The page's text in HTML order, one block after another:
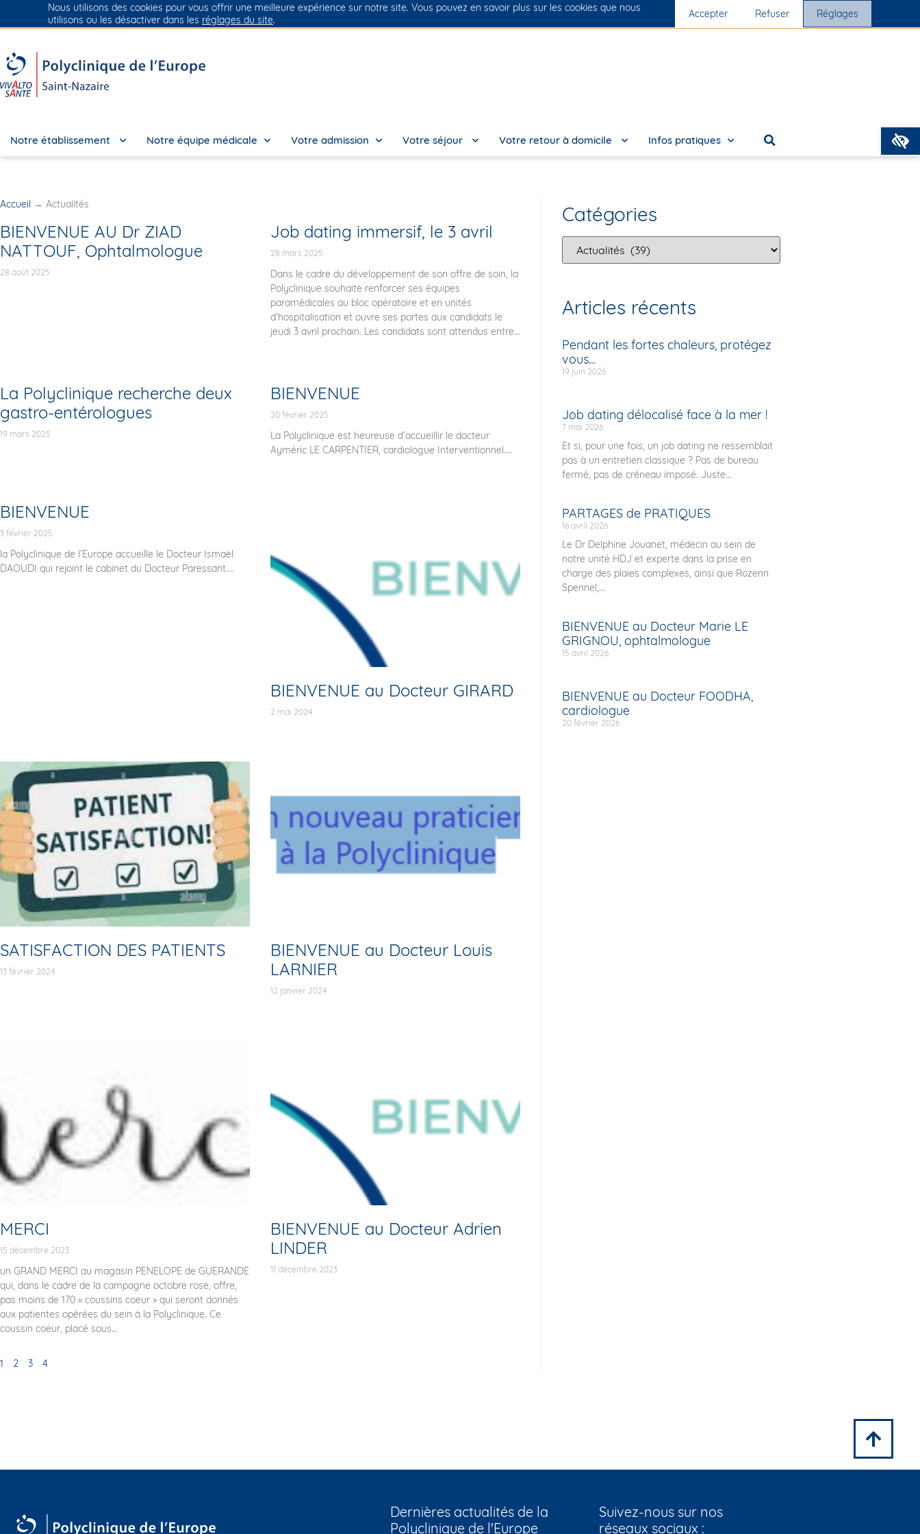
Groupe Vivalto Santé Entre nous, la vie Nos cliniques Nous rejoindre
Notre établissement Notre équipe médicale Votre admission Votre séjour Votre retour à domicile Infos pratiques
Accueil → Actualités
BIENVENUE AU Dr ZIAD
NATTOUF, Ophtalmologue
28 août 2025
Job dating immersif, le 3 avril
28 mars 2025
Dans le cadre du développement de son offre de soin, la
Polyclinique souhaite renforcer ses équipes
paramédicales au bloc opératoire et en unités
d’hospitalisation et ouvre ses portes aux candidats le
jeudi 3 avril prochain. Les candidats sont attendus entre...
La Polyclinique recherche deux
gastro-entérologues
19 mars 2025
BIENVENUE
20 février 2025
La Polyclinique est heureuse d’accueillir le docteur
Ayméric LE CARPENTIER, cardiologue Interventionnel....
BIENVENUE
3 février 2025
la Polyclinique de l’Europe accueille le Docteur Ismaël
DAOUDI qui rejoint le cabinet du Docteur Paressant....
BIENVENUE au Docteur GIRARD
2 mai 2024
SATISFACTION DES PATIENTS
13 février 2024
BIENVENUE au Docteur Louis
LARNIER
12 janvier 2024
MERCI
15 décembre 2023
un GRAND MERCI au magasin PENELOPE de GUERANDE
qui, dans le cadre de la campagne octobre rose, offre,
pas moins de 170 « coussins coeur » qui seront donnés
aux patientes opérées du sein à la Polyclinique. Ce
coussin coeur, placé sous...
BIENVENUE au Docteur Adrien
LINDER
11 décembre 2023
1 2 3 4
Catégories
Articles récents
Pendant les fortes chaleurs, protégez
vous…
19 juin 2026
Job dating délocalisé face à la mer !
7 mai 2026
Et si, pour une fois, un job dating ne ressemblait
pas à un entretien classique ? Pas de bureau
fermé, pas de créneau imposé. Juste...
PARTAGES de PRATIQUES
16 avril 2026
Le Dr Delphine Jouanet, médecin au sein de
notre unité HDJ et experte dans la prise en
charge des plaies complexes, ainsi que Rozenn
Spennel,...
BIENVENUE au Docteur Marie LE
GRIGNOU, ophtalmologue
15 avril 2026
BIENVENUE au Docteur FOODHA,
cardiologue
20 février 2026
Dernières actualités de la
Polyclinique de l'Europe
Suivez-nous sur nos
réseaux sociaux :
Nous utilisons des cookies pour vous offrir une meilleure expérience sur notre site. Vous pouvez en savoir plus sur les cookies que nous
utilisons ou les désactiver dans les réglages du site. Accepter Refuser Réglages